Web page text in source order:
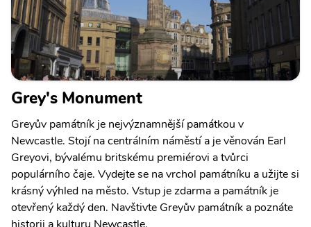
Grey's Monument
Greyův památník je nejvýznamnější památkou v
Newcastle. Stojí na centrálním náměstí a je věnován Earl
Greyovi, bývalému britskému premiérovi a tvůrci
populárního čaje. Vydejte se na vrchol památníku a užijte si
krásný výhled na město. Vstup je zdarma a památník je
otevřený každý den. Navštivte Greyův památník a poznáte